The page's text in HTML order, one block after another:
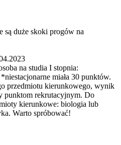
są duże skoki progów na
na studia I stopnia:
miała 30 punktów.
przedmiotu kierunkowego, wynik
punktom rekrutacyjnym. Do
kierunkowe: biologia lub
Warto spróbować!